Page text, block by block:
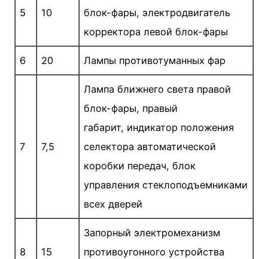
5 10
блок-фары, электро­двигатель
корректора левой блок-фары
6 20 Лампы противотуманных фар
7 7,5
Лампа ближнего света правой
блок-фары, правый
габарит, индика­тор положения
селектора автоматической
коробки передач, блок
управления стеклоподъемниками
всех дверей
8 15
Запорный электромеханизм
противоугонного устройства